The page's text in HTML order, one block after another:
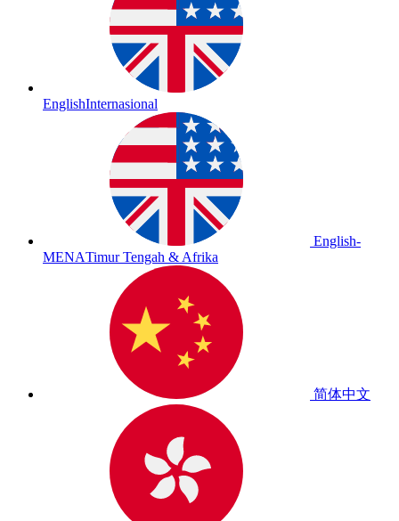
EnglishInternasional
English-
MENATimur Tengah & Afrika
简体中文